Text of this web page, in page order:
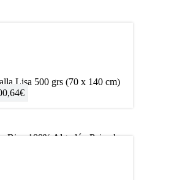
Lisa 500 grs (70 x 140 cm)
€
Rizo 100% Algodón Peinado
un tacto extra suave y una
España con materias
lavados industriales.